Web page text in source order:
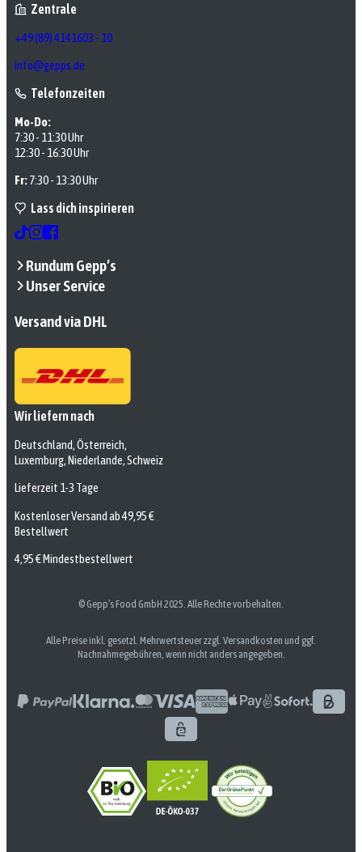
Zentrale
+49 (89) 4141603 - 10
info@gepps.de
Telefonzeiten
Mo-Do:
7:30 - 11:30 Uhr
12:30 - 16:30 Uhr
Fr:7:30 - 13:30 Uhr
Lass dich inspirieren
Rundum Gepp’s
Unser Service
Versand via DHL
Wir liefern nach
Deutschland, Österreich,
Luxemburg, Niederlande, Schweiz
Lieferzeit 1-3 Tage
Kostenloser Versand ab 49,95 €
Bestellwert
4,95 € Mindestbestellwert
© Gepp’s Food GmbH 2025. Alle Rechte vorbehalten.
Alle Preise inkl. gesetzl. Mehrwertsteuer zzgl. Versandkosten und ggf.
Nachnahmegebühren, wenn nicht anders angegeben.